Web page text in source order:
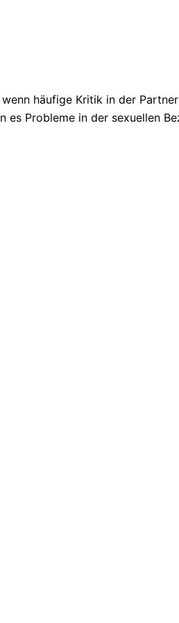
häufige Kritik in der
Probleme in der sexuellen